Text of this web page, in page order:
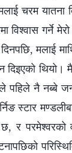
चरम
विश्‍वास गर्ने
मलाई
दिइएको
पहिले नै नब्बे
स्टार
छ, र